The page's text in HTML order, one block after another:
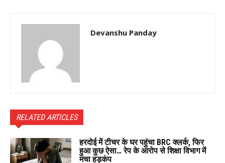
Devanshu Panday
RELATED ARTICLES
हरदोई में टीचर के घर पहुंचा BRC क्लर्क, फिर
हुआ कुछ ऐसा… रेप के आरोप से शिक्षा विभाग में
मचा हड़कंप